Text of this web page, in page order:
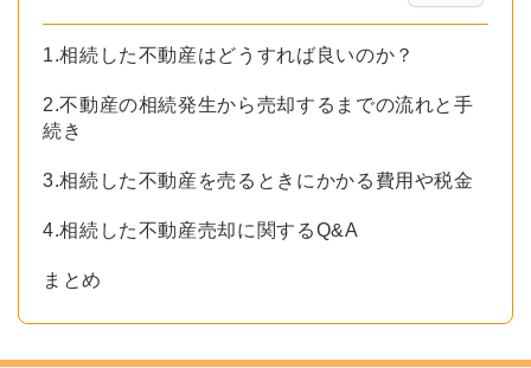
1.相続した不動産はどうすれば良いのか？
2.不動産の相続発生から売却するまでの流れと手
続き
3.相続した不動産を売るときにかかる費用や税金
4.相続した不動産売却に関するQ&A
まとめ